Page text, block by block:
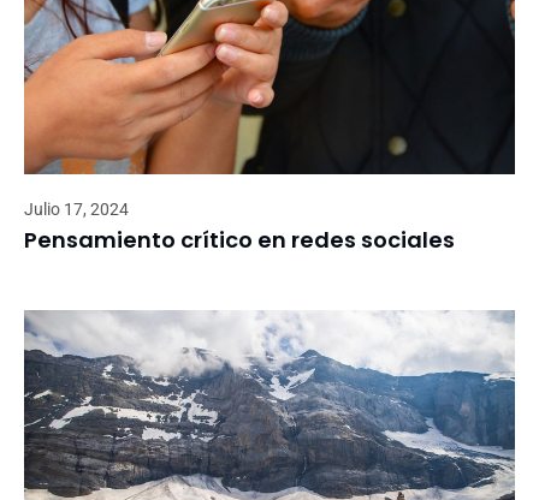
Julio 17, 2024
Pensamiento crítico en redes sociales